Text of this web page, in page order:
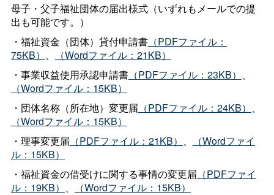
母子・父子福祉団体の届出様式（いずれもメールでの提
出も可能です。）
・福祉資金（団体）貸付申請書（PDFファイル：
75KB） 、
（Wordファイル：21KB）
・事業収益使用承認申請書（PDFファイル：23KB） 、
（Wordファイル：15KB）
・団体名称（所在地）変更届 （PDFファイル：24KB） 、
（Wordファイル：15KB）
・理事変更届 （PDFファイル：21KB） 、
（Wordファイ
ル：15KB）
・福祉資金の借受けに関する事情の変更届 （PDFファイ
ル：19KB） 、
（Wordファイル：15KB）